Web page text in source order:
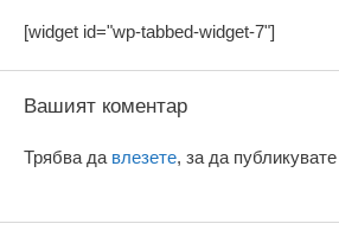
[widget id="wp-tabbed-widget-7"]
Вашият коментар
Трябва да влезете, за да